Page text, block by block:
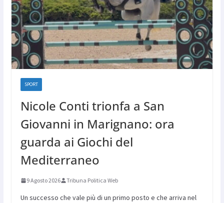
SPORT
Nicole Conti trionfa a San
Giovanni in Marignano: ora
guarda ai Giochi del
Mediterraneo
9 Agosto 2026 Tribuna Politica Web
Un successo che vale più di un primo posto e che arriva nel